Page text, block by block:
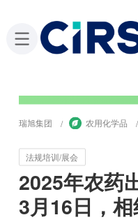
瑞旭集团 农用化学品
法规培训/展会
2025年农药
3月16日，相